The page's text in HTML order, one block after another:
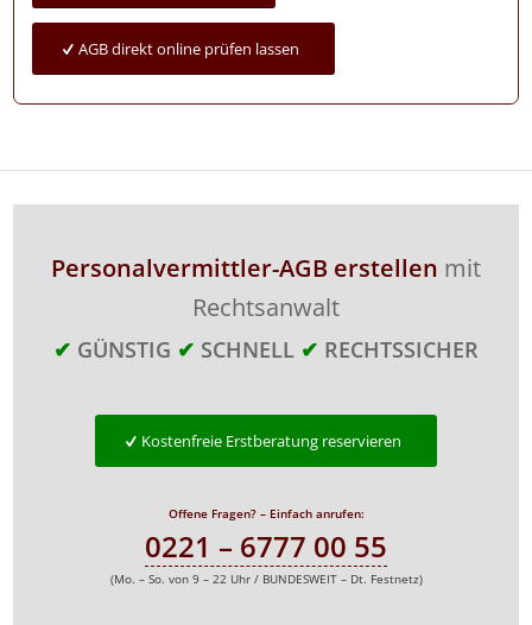
AGB direkt online prüfen lassen
Personalvermittler-AGB erstellen mit
Rechtsanwalt
✔ GÜNSTIG ✔ SCHNELL ✔ RECHTSSICHER
Kostenfreie Erstberatung reservieren
Offene Fragen? – Einfach anrufen:
0221 – 6777 00 55
(Mo. – So. von 9 – 22 Uhr / BUNDESWEIT – Dt. Festnetz)